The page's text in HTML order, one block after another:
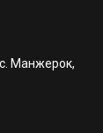
Манжерок,